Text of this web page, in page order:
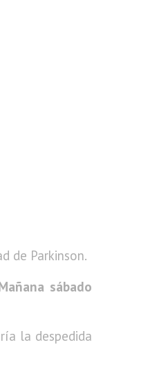
de Parkinson.
sábado
la despedida